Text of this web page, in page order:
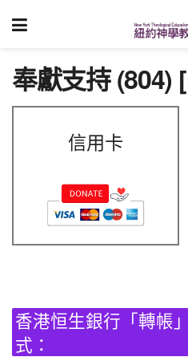
奉獻支持 (804)
信用卡
香港恒生銀行「轉帳
式：